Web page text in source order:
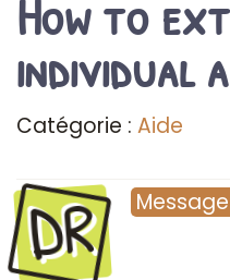
How to
individual
Catégorie : Aide
DR Message